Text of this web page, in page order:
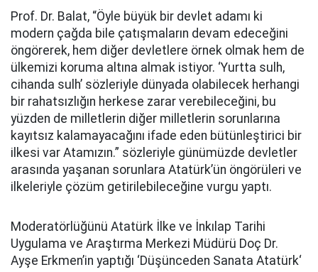
Prof. Dr. Balat, “Öyle büyük bir devlet adamı ki
modern çağda bile çatışmaların devam edeceğini
öngörerek, hem diğer devletlere örnek olmak hem de
ülkemizi koruma altına almak istiyor. ‘Yurtta sulh,
cihanda sulh’ sözleriyle dünyada olabilecek herhangi
bir rahatsızlığın herkese zarar verebileceğini, bu
yüzden de milletlerin diğer milletlerin sorunlarına
kayıtsız kalamayacağını ifade eden bütünleştirici bir
ilkesi var Atamızın.” sözleriyle günümüzde devletler
arasında yaşanan sorunlara Atatürk’ün öngörüleri ve
ilkeleriyle çözüm getirilebileceğine vurgu yaptı.
Moderatörlüğünü Atatürk İlke ve İnkılap Tarihi
Uygulama ve Araştırma Merkezi Müdürü Doç Dr.
Ayşe Erkmen’in yaptığı ‘Düşünceden Sanata Atatürk‘